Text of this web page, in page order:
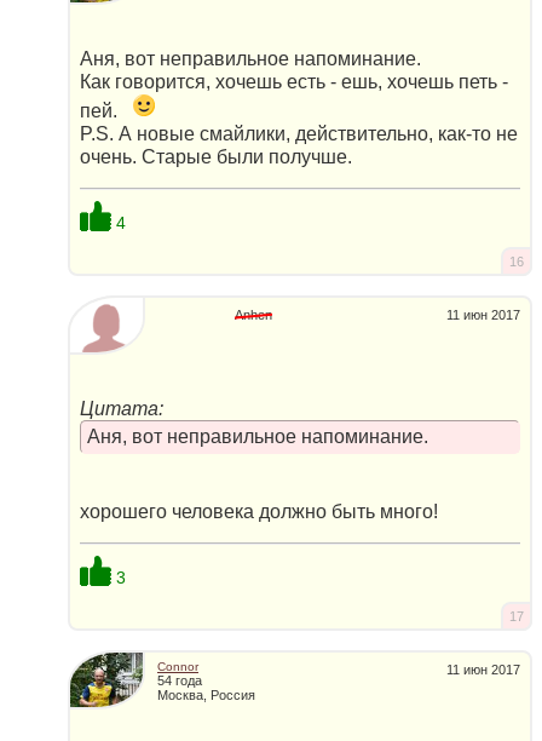
Аня, вот неправильное напоминание.
Как говорится, хочешь есть - ешь, хочешь петь -
пей.
P.S. А новые смайлики, действительно, как-то не
очень. Старые были получше.
4
16
11 июн 2017
Anhen
Цитата:
Аня, вот неправильное напоминание.
хорошего человека должно быть много!
3
17
11 июн 2017
Connor
54 года
Москва, Россия